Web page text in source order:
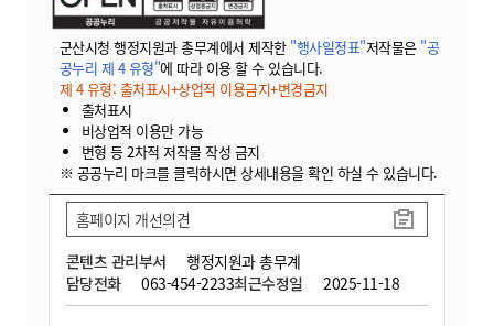
군산시청 행정지원과 총무계에서 제작한 "행사일정표"저작물은 "공
공누리 제 4 유형"에 따라 이용 할 수 있습니다.
제 4 유형: 출처표시+상업적 이용금지+변경금지
출처표시
비상업적 이용만 가능
변형 등 2차적 저작물 작성 금지
※ 공공누리 마크를 클릭하시면 상세내용을 확인 하실 수 있습니다.
콘텐츠 관리부서
행정지원과 총무계
담당전화
063-454-2233최근수정일 2025-11-18
홈페이지 개선의견